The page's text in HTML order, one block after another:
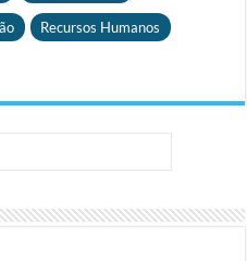
Recursos Humanos